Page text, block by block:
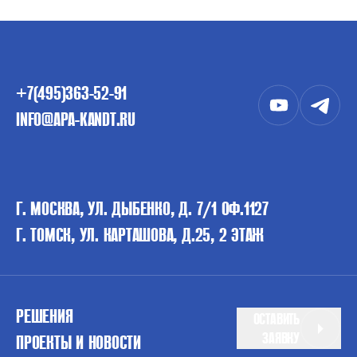
+7(495)363-52-91
INFO@APA-KANDT.RU
Г. МОСКВА, УЛ. ДЫБЕНКО, Д. 7/1 ОФ.1127
Г. ТОМСК, УЛ. КАРТАШОВА, Д.25, 2 ЭТАЖ
РЕШЕНИЯ
ПРОЕКТЫ И НОВОСТИ